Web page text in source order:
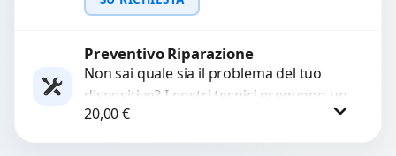
e accessori....
Richiedi Preventivo
WhatsApp
Preventivo Riparazione
Non sai quale sia il problema del tuo
dispositivo? I nostri tecnici eseguono un
check-up completo con strumenti
avanzati per...
20,00€